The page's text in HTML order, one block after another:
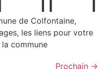
de Colfontaine,
les liens pour votre
commune
Prochain →